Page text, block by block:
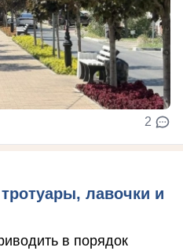
2
лавочки и
в порядок